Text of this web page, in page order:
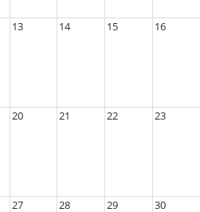
13 14 15 16
20 21 22 23
27 28 29 30